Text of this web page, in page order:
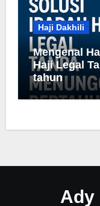
Haji Dakhili
Mengenal
Haji Legal
tahun
Ady